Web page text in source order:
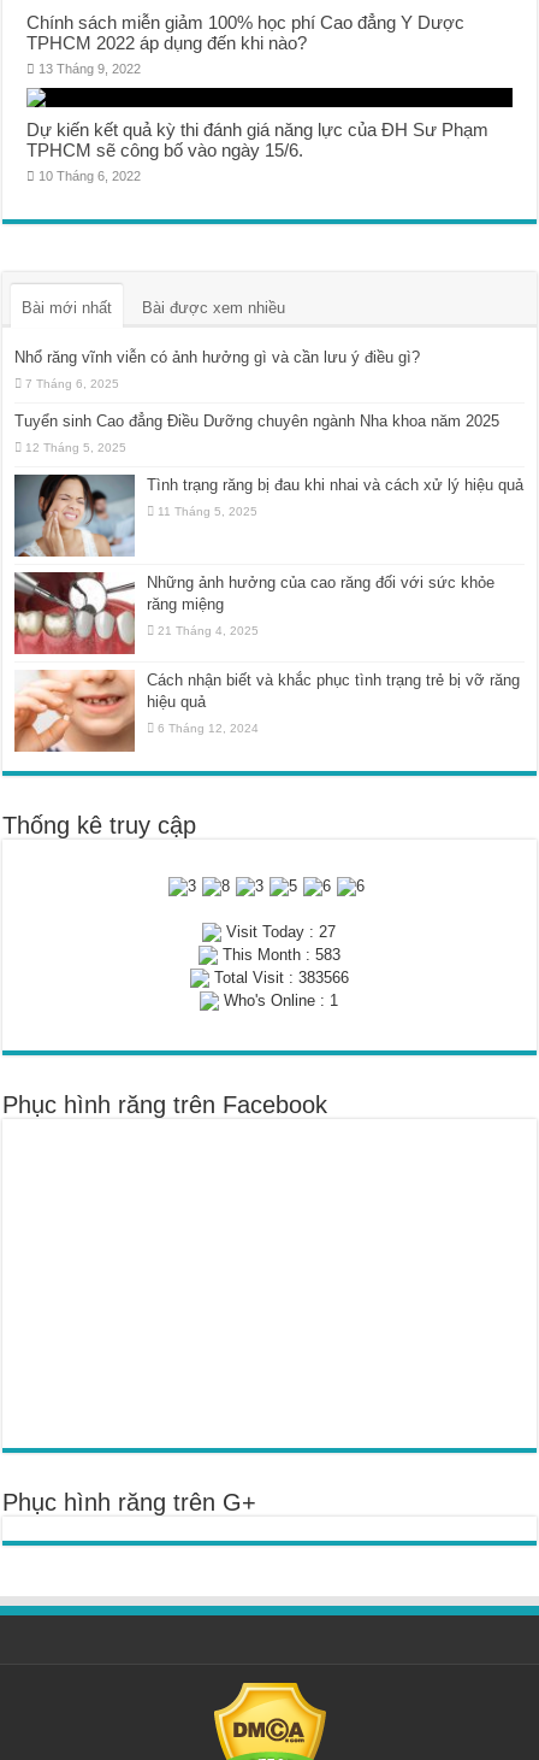
Chính sách miễn giảm 100% học phí Cao đẳng Y Dược
TPHCM 2022 áp dụng đến khi nào?
13 Tháng 9, 2022
Dự kiến kết quả kỳ thi đánh giá năng lực của ĐH Sư Phạm
TPHCM sẽ công bố vào ngày 15/6.
10 Tháng 6, 2022
Bài mới nhất Bài được xem nhiều
Nhổ răng vĩnh viễn có ảnh hưởng gì và cần lưu ý điều gì?
7 Tháng 6, 2025
Tuyển sinh Cao đẳng Điều Dưỡng chuyên ngành Nha khoa năm 2025
12 Tháng 5, 2025
Tình trạng răng bị đau khi nhai và cách xử lý hiệu quả
11 Tháng 5, 2025
Những ảnh hưởng của cao răng đối với sức khỏe
răng miệng
21 Tháng 4, 2025
Cách nhận biết và khắc phục tình trạng trẻ bị vỡ răng
hiệu quả
6 Tháng 12, 2024
Thống kê truy cập
Visit Today : 27
This Month : 583
Total Visit : 383566
Who's Online : 1
Phục hình răng trên Facebook
Phục hình răng trên G+